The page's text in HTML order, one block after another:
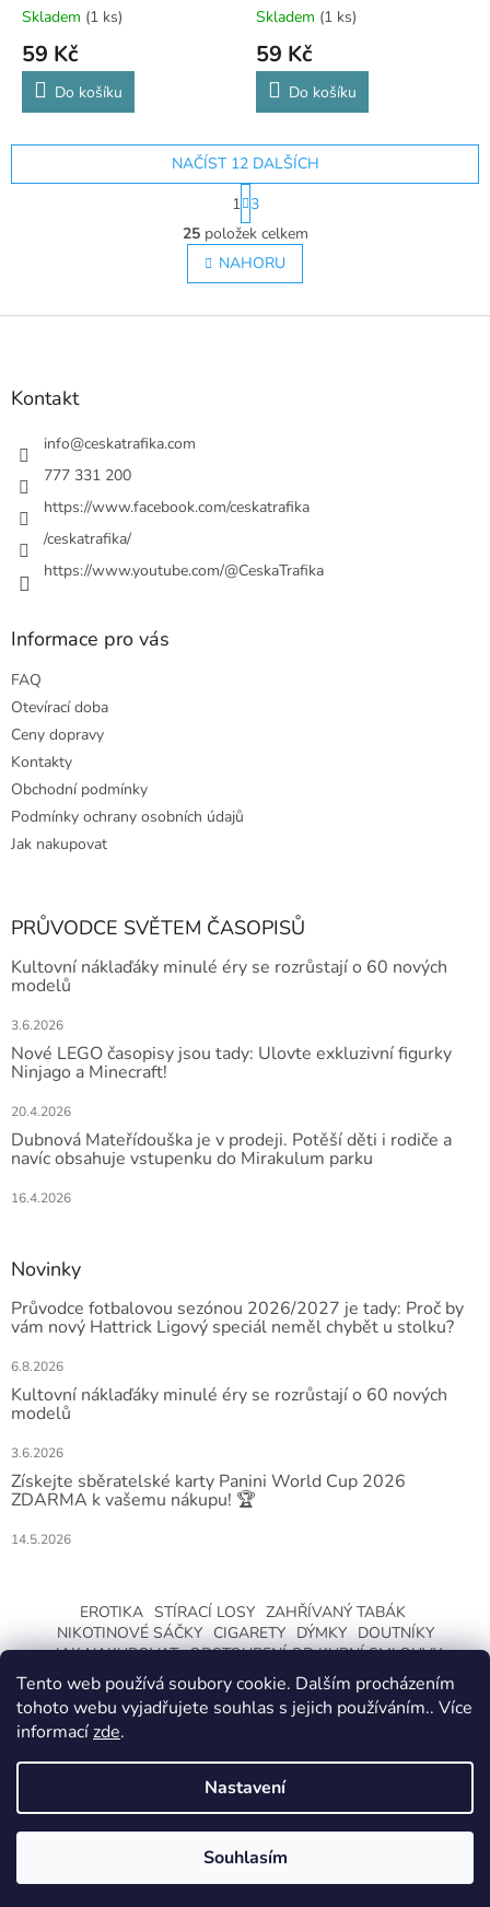
Tento web používá soubory cookie. Dalším procházením
tohoto webu vyjadřujete souhlas s jejich používáním.. Více
informacízde.
Nastavení
Souhlasím
VÍCE.
Skladem (1 ks)
59 Kč
Do košíku
Skladem (1 ks)
59 Kč
Do košíku
O
v
l
á
ý
s
NAČÍST 12 DALŠÍCH
S
t
r
á
n
k
v
1 3
25položek celkem
NAHORU
Z
Kontakt
info@ceskatrafika.com
777 331 200
https://www.facebook.com/ceskatrafika
/ceskatrafika/
https://www.youtube.com/@CeskaTrafika
Informace pro vás
FAQ
Otevírací doba
Ceny dopravy
Kontakty
Obchodní podmínky
Podmínky ochrany osobních údajů
Jak nakupovat
PRŮVODCE SVĚTEM ČASOPISŮ
Kultovní náklaďáky minulé éry se rozrůstají o 60 nových
modelů
3.6.2026
Nové LEGO časopisy jsou tady: Ulovte exkluzivní figurky
Ninjago a Minecraft!
20.4.2026
Dubnová Mateřídouška je v prodeji. Potěší děti i rodiče a
navíc obsahuje vstupenku do Mirakulum parku
16.4.2026
Novinky
Průvodce fotbalovou sezónou 2026/2027 je tady: Proč by
vám nový Hattrick Ligový speciál neměl chybět u stolku?
6.8.2026
Kultovní náklaďáky minulé éry se rozrůstají o 60 nových
modelů
3.6.2026
Získejte sběratelské karty Panini World Cup 2026
ZDARMA k vašemu nákupu! 🏆
14.5.2026
EROTIKA STÍRACÍ LOSY ZAHŘÍVANÝ TABÁK
NIKOTINOVÉ SÁČKY CIGARETY DÝMKY
DOUTNÍKY
JAK NAKUPOVAT ODSTOUPENÍ OD KUPNÍ SMLOUVY
Vytvořil Shoptet
CeskaTrafika.com. Všechna práva vyhrazena.